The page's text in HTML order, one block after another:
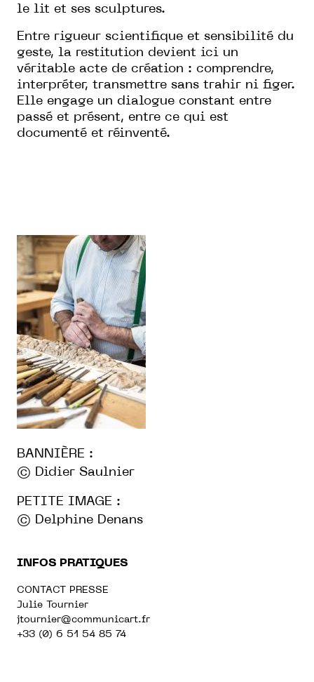
le lit et ses sculptures.
Entre rigueur scientifique et sensibilité du
geste, la restitution devient ici un
véritable acte de création : comprendre,
interpréter, transmettre sans trahir ni figer.
Elle engage un dialogue constant entre
passé et présent, entre ce qui est
documenté et réinventé.
BANNIÈRE :
© Didier Saulnier
PETITE IMAGE :
© Delphine Denans
INFOS PRATIQUES
CONTACT PRESSE
Julie Tournier
jtournier@communicart.fr
+33 (0) 6 51 54 85 74